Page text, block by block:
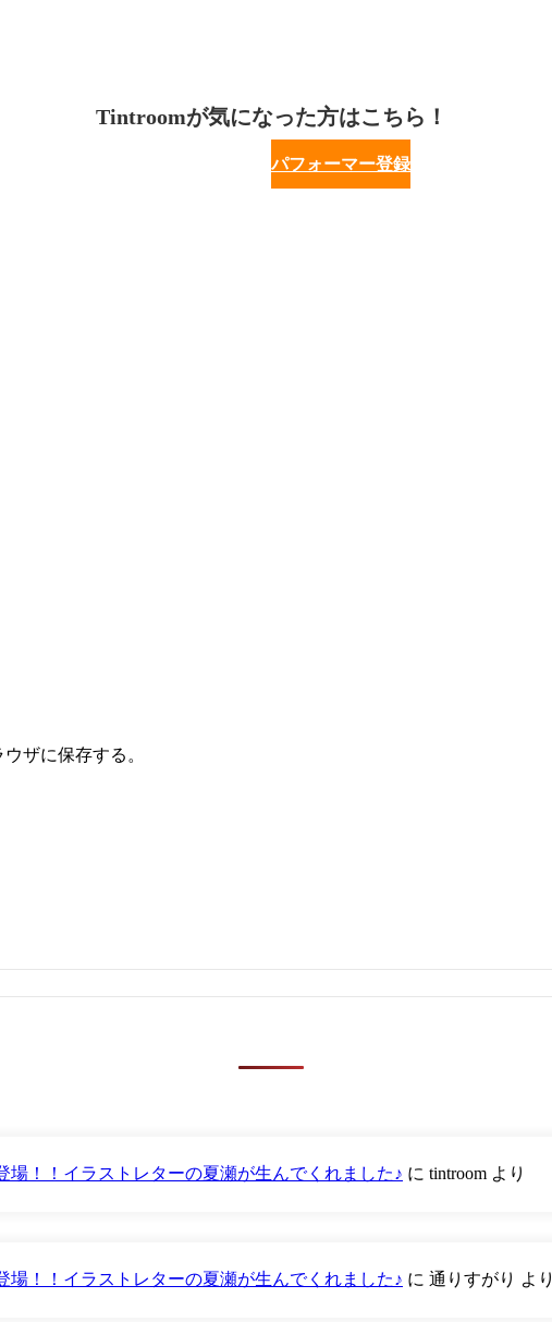
Tintroomが気になった方はこちら！
パフォーマー登録
ザに保存する。
場！！イラストレターの夏瀬が生んでくれました♪ に tintroom より
場！！イラストレターの夏瀬が生んでくれました♪ に 通りすがり より